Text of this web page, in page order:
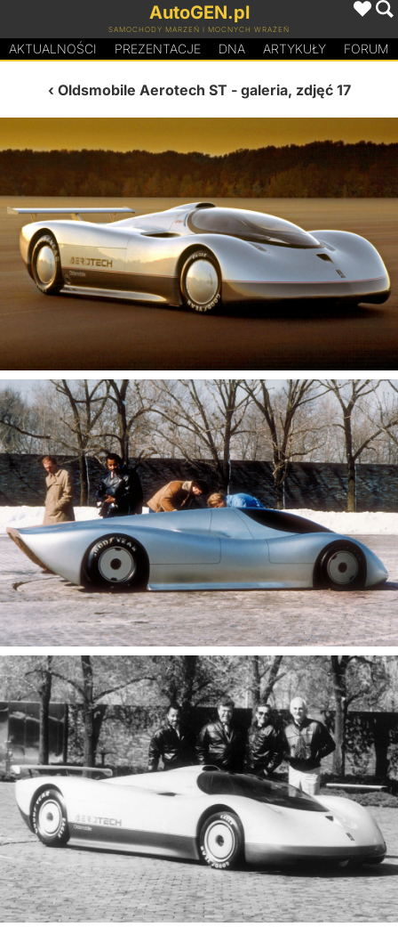
AutoGEN.pl
SAMOCHODY MARZEŃ I MOCNYCH WRAŻEŃ
AKTUALNOŚCI PREZENTACJE DNA ARTYKUŁY FORUM
Oldsmobile Aerotech ST - galeria, zdjęć 17